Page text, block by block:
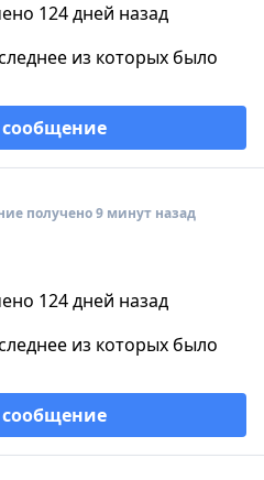
124 дней назад
из которых было
получено 9 минут назад
124 дней назад
из которых было